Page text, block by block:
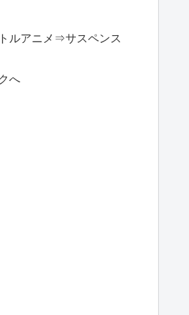
ルアニメ⇒サスペンス
へ